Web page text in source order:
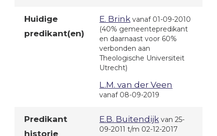
Huidige
predikant(en)
E. Brink vanaf 01-09-2010
(40% gemeentepredikant
en daarnaast voor 60%
verbonden aan
Theologische Universiteit
Utrecht)
L.M. van der Veen
vanaf 08-09-2019
Predikant
historie
E.B. Buitendijk van 25-
09-2011 t/m 02-12-2017